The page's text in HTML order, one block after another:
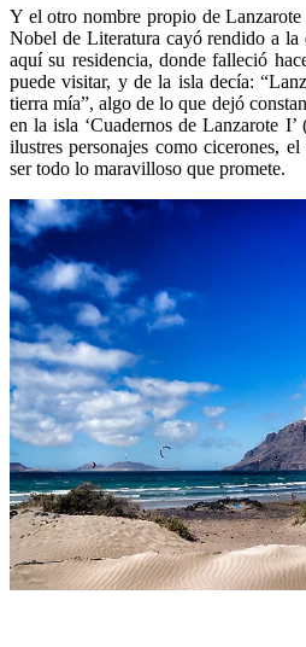
Y el otro nombre propio de Lanzarote
Nobel de Literatura cayó rendido a
aquí su residencia, donde falleció
puede visitar, y de la isla decía:
tierra mía”, algo de lo que dejó
en la isla ‘Cuadernos de Lanzarote
ilustres personajes como cicerones,
ser todo lo maravilloso que promete.